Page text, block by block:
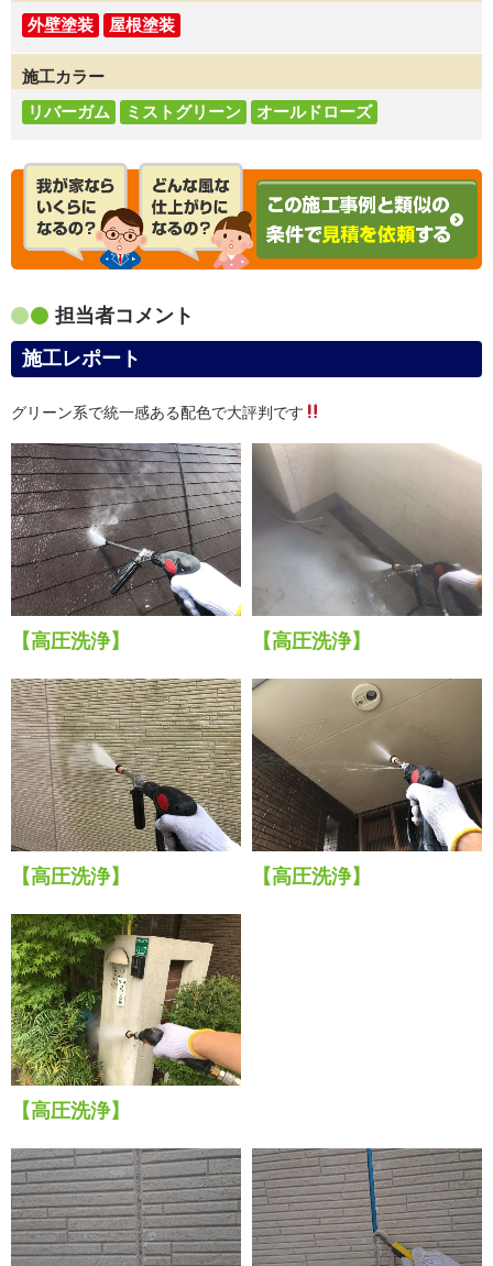
外壁塗装
屋根塗装
施工カラー
リバーガム
ミストグリーン オールドローズ
担当者コメント
施工レポート
グリーン系で統一感ある配色で大評判です
【高圧洗浄】 【高圧洗浄】
【高圧洗浄】 【高圧洗浄】
【高圧洗浄】